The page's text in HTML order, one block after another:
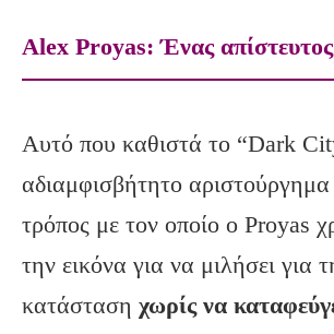
Alex Proyas: Ένας
Αυτό που καθιστά το “Dark
αδιαμφισβήτητο αριστούργημα
τρόπος με τον οποίο ο Proyas
την εικόνα για να μιλήσει για
κατάσταση χωρίς να